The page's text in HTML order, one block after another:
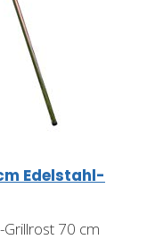
Edelstahl-
Grillrost 70 cm